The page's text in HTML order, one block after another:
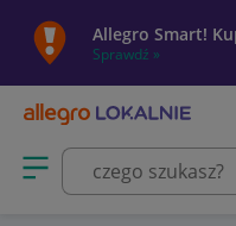
Allegro Smart!
Sprawdź »
Otwórz menu z kategoriami